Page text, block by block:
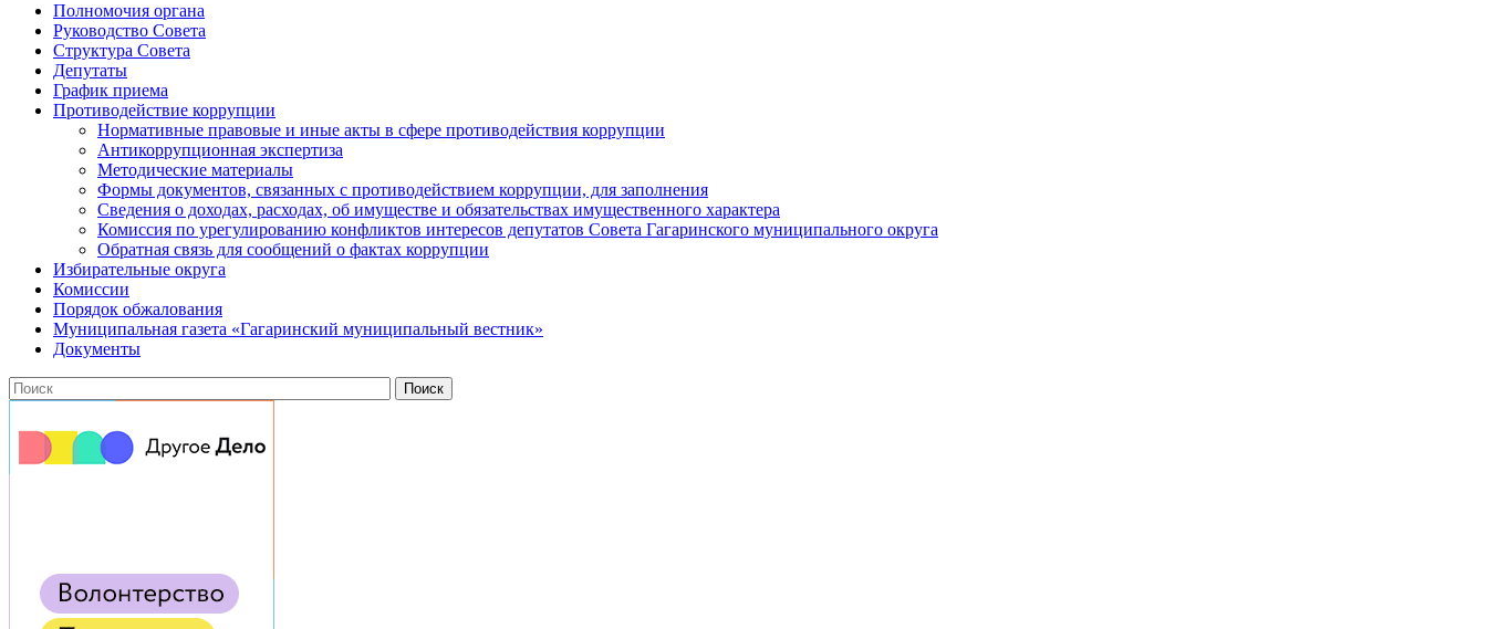
Полномочия органа
Руководство Совета
Структура Совета
Депутаты
График приема
Противодействие коррупции
Нормативные правовые и иные акты в сфере противодействия коррупции
Антикоррупционная экспертиза
Методические материалы
Формы документов, связанных с противодействием коррупции, для заполнения
Сведения о доходах, расходах, об имуществе и обязательствах имущественного характера
Комиссия по урегулированию конфликтов интересов депутатов Совета Гагаринского муниципального округа
Обратная связь для сообщений о фактах коррупции
Избирательные округа
Комиссии
Порядок обжалования
Муниципальная газета «Гагаринский муниципальный вестник»
Документы